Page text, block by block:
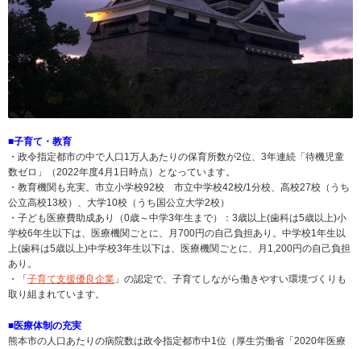
■子育て・教育
・政令指定都市の中で人口1万人あたりの保育所数が2位、3年連続「待機児童
数ゼロ」（2022年度4月1日時点）となっています。
・教育機関も充実。市立小学校92校 市立中学校42校/1分校、高校27校（うち
公立高校13校）、大学10校（うち国公立大学2校）
・子ども医療費助成あり（0歳～中学3年生まで）：3歳以上(歯科は5歳以上)小
学校6年生以下は、医療機関ごとに、月700円の自己負担あり。中学校1年生以
上(歯科は5歳以上)中学校3年生以下は、医療機関ごとに、月1,200円の自己負担
あり。
・「子育て支援優良企業 」の認定で、子育てしながら働きやすい環境づくりも
取り組まれています。
■医療体制の充実
熊本市の人口あたりの病院数は政令指定都市中1位（厚生労働省「2020年医療